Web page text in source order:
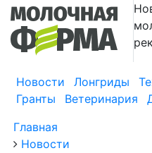
Новости Лонгриды
Гранты
Ветеринария
Главная
Новости